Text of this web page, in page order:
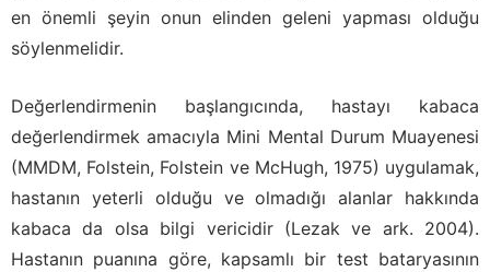
en önemli şeyin onun elinden geleni yapması olduğu
söylenmelidir.
Değerlendirmenin başlangıcında, hastayı kabaca
değerlendirmek amacıyla Mini Mental Durum Muayenesi
(MMDM, Folstein, Folstein ve McHugh, 1975) uygulamak,
hastanın yeterli olduğu ve olmadığı alanlar hakkında
kabaca da olsa bilgi vericidir (Lezak ve ark. 2004).
Hastanın puanına göre, kapsamlı bir test bataryasının